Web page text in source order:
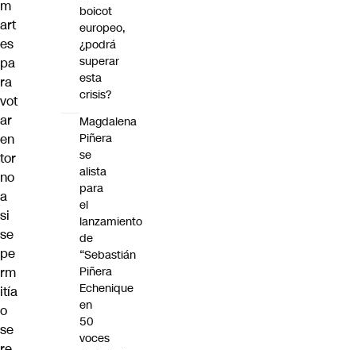
m
art
es
pa
ra
vot
ar
en
tor
no
a
si
se
pe
rm
itía
o
se
boicot
europeo,
¿podrá
superar
esta
crisis?
Magdalena
Piñera
se
alista
para
el
lanzamiento
de
“Sebastián
Piñera
Echenique
en
50
voces